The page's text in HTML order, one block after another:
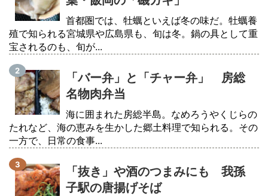
首都圏では、牡蠣といえば冬の味だ。牡蠣養
殖で知られる宮城県や広島県も、旬は冬。鍋の具として重
宝されるのも、旬が...
「バー弁」と「チャー弁」 房総
名物肉弁当
海に囲まれた房総半島。なめろうやくじらの
たれなど、海の恵みを生かした郷土料理で知られる。その
一方で、日常の食事...
「抜き」や酒のつまみにも 我孫
子駅の唐揚げそば